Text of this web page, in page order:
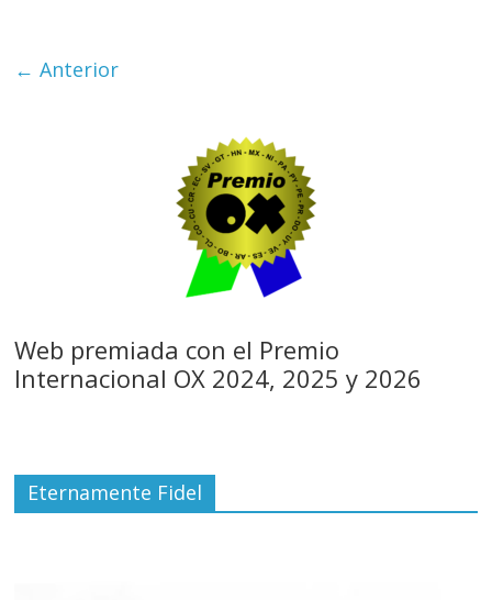
← Anterior
Web premiada con el Premio
Internacional OX 2024, 2025 y 2026
Eternamente Fidel